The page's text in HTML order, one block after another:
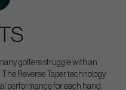
golfers struggle with an
Reverse Taper technology
performance for each hand.